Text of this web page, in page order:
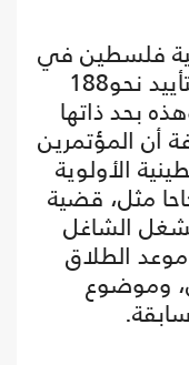
فلسطين في
المؤتمر العام السنوي جاءت بتأييد نحو188
بحد ذاتها
أن المؤتمرين
الأولوية
مثل، قضية
الشاغل
الطلاق
وموضوع